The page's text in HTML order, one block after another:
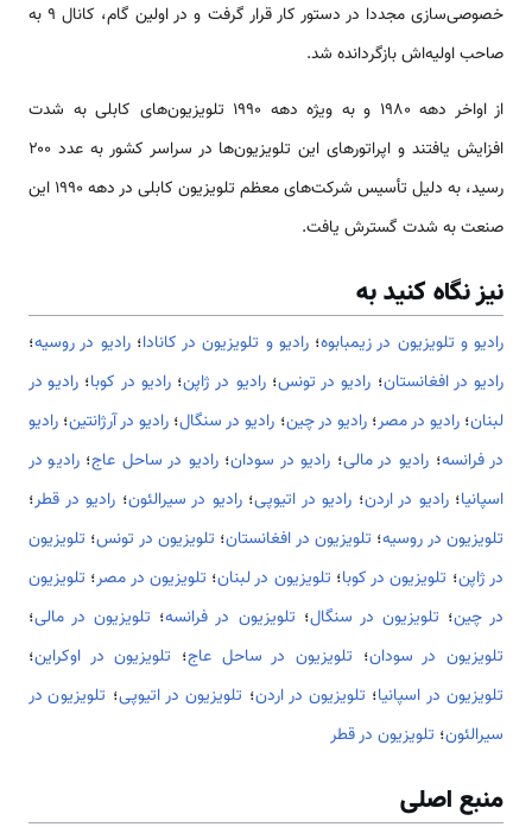
خصوصی‌سازی مجددا در دستور کار قرار گرفت و در اولین گام، کانال ۹ به
صاحب اولیه‌اش بازگردانده شد.
از اواخر دهه ۱۹۸۰ و به ویژه دهه ۱۹۹۰ تلویزیون‌های کابلی به شدت
افزایش یافتند و اپراتورهای این تلویزیون‌ها در سراسر کشور به عدد ۲۰۰
رسید، به دلیل تأسیس شرکت‌های معظم تلویزیون کابلی در دهه ۱۹۹۰ این
صنعت به شدت گسترش یافت.
نیز نگاه کنید به
رادیو و تلویزیون در زیمبابوه؛رادیو و تلویزیون در کانادا؛رادیو در روسیه؛
رادیو در افغانستان؛ رادیو در تونس؛رادیو در ژاپن؛رادیو در کوبا؛ رادیو در
لبنان؛رادیو در مصر؛رادیو در چین؛ رادیو در سنگال؛ رادیو در آرژانتین؛ رادیو
در فرانسه؛رادیو در مالی؛ رادیو در سودان؛رادیو در ساحل عاج؛رادیو در
اسپانیا؛رادیو در اردن؛ رادیو در اتیوپی؛رادیو در سیرالئون؛ رادیو در قطر؛
تلویزیون در روسیه؛ تلویزیون در افغانستان؛ تلویزیون در تونس؛ تلویزیون
در ژاپن؛ تلویزیون در کوبا؛ تلویزیون در لبنان؛ تلویزیون در مصر؛ تلویزیون
در چین؛ تلویزیون در سنگال؛ تلویزیون در فرانسه؛ تلویزیون در مالی؛
تلویزیون در سودان؛ تلویزیون در ساحل عاج؛ تلویزیون در اوکراین؛
تلویزیون در اسپانیا؛ تلویزیون در اردن؛ تلویزیون در اتیوپی؛ تلویزیون در
سیرالئون؛ تلویزیون در قطر
منبع اصلی